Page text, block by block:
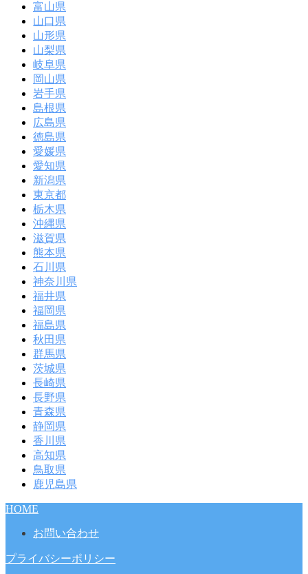
富山県
山口県
山形県
山梨県
岐阜県
岡山県
岩手県
島根県
広島県
徳島県
愛媛県
愛知県
新潟県
東京都
栃木県
沖縄県
滋賀県
熊本県
石川県
神奈川県
福井県
福岡県
福島県
秋田県
群馬県
茨城県
長崎県
長野県
青森県
静岡県
香川県
高知県
鳥取県
鹿児島県
HOME
お問い合わせ
プライバシーポリシー